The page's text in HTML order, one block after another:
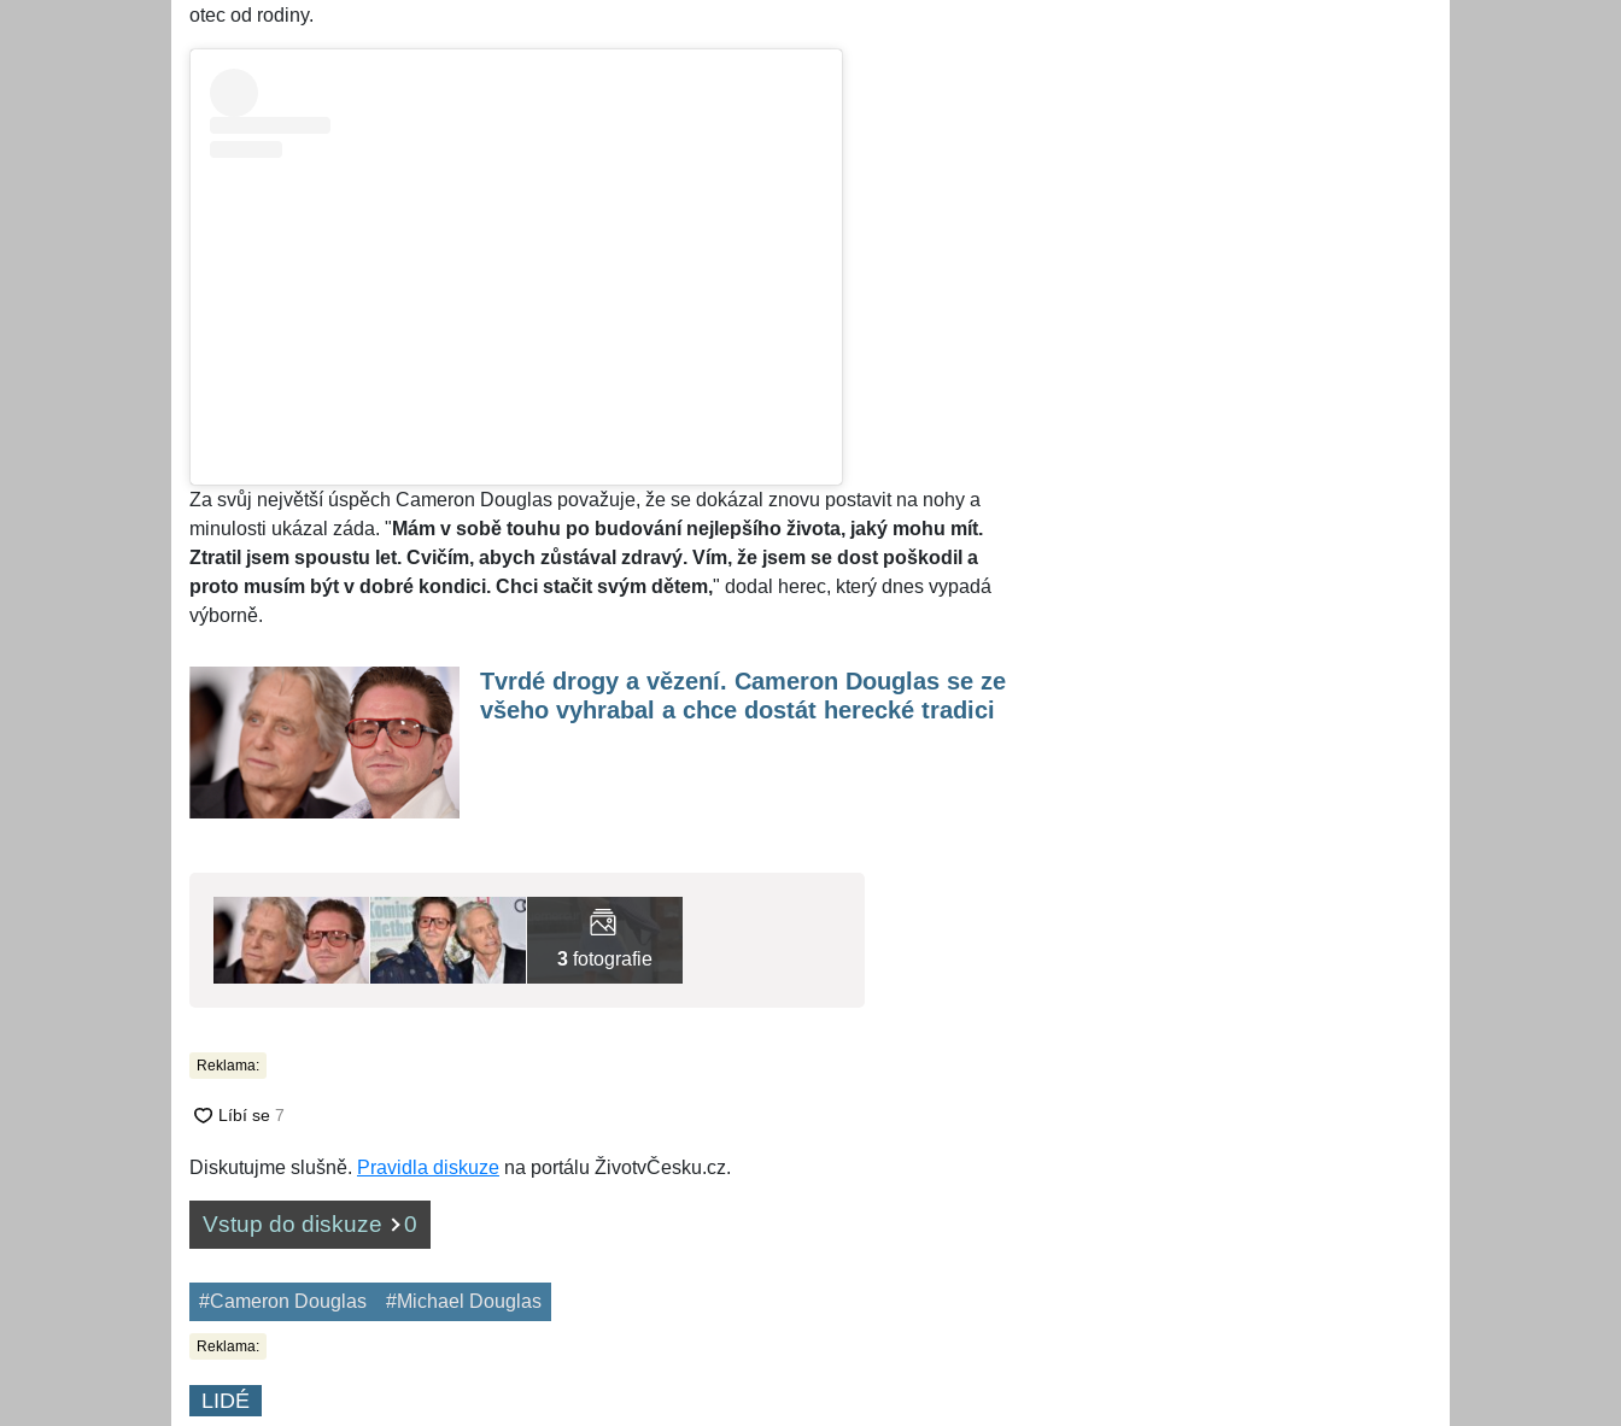
otec od rodiny.
Za svůj největší úspěch Cameron Douglas považuje, že se dokázal znovu postavit na nohy a
minulosti ukázal záda. " Mám v sobě touhu po budování nejlepšího života, jaký mohu mít.
Ztratil jsem spoustu let. Cvičím, abych zůstával zdravý. Vím, že jsem se dost poškodil a
proto musím být v dobré kondici. Chci stačit svým dětem," dodal herec, který dnes vypadá
výborně.
Tvrdé drogy a vězení. Cameron Douglas se ze
všeho vyhrabal a chce dostát herecké tradici
3 fotografie
Reklama:
Diskutujme slušně. Pravidla diskuze na portálu ŽivotvČesku.cz.
Vstup do diskuze 0
#Cameron Douglas #Michael Douglas
Reklama:
LIDÉ